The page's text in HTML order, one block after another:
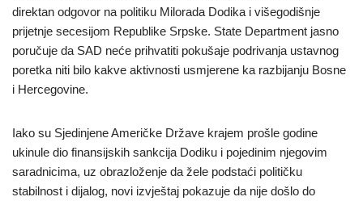
direktan odgovor na politiku Milorada Dodika i višegodišnje
prijetnje secesijom Republike Srpske. State Department jasno
poručuje da SAD neće prihvatiti pokušaje podrivanja ustavnog
poretka niti bilo kakve aktivnosti usmjerene ka razbijanju Bosne
i Hercegovine.
Iako su Sjedinjene Američke Države krajem prošle godine
ukinule dio finansijskih sankcija Dodiku i pojedinim njegovim
saradnicima, uz obrazloženje da žele podstaći političku
stabilnost i dijalog, novi izvještaj pokazuje da nije došlo do